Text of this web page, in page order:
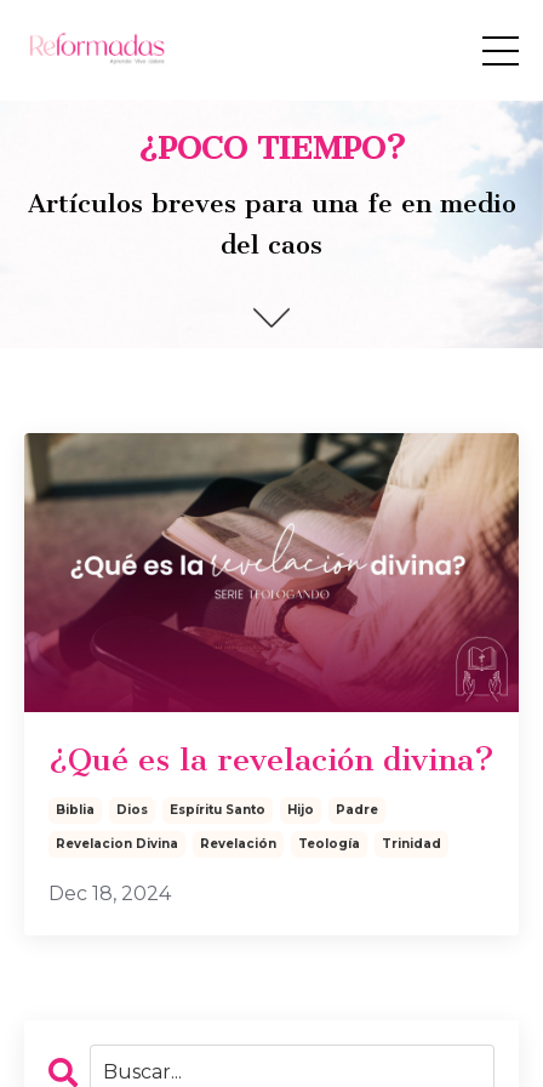
¿POCO TIEMPO?
Artículos breves para una fe en medio
del caos
¿Qué es la revelación divina?
Biblia Dios Espíritu Santo Hijo Padre
Revelacion Divina Revelación Teología Trinidad
Dec 18, 2024